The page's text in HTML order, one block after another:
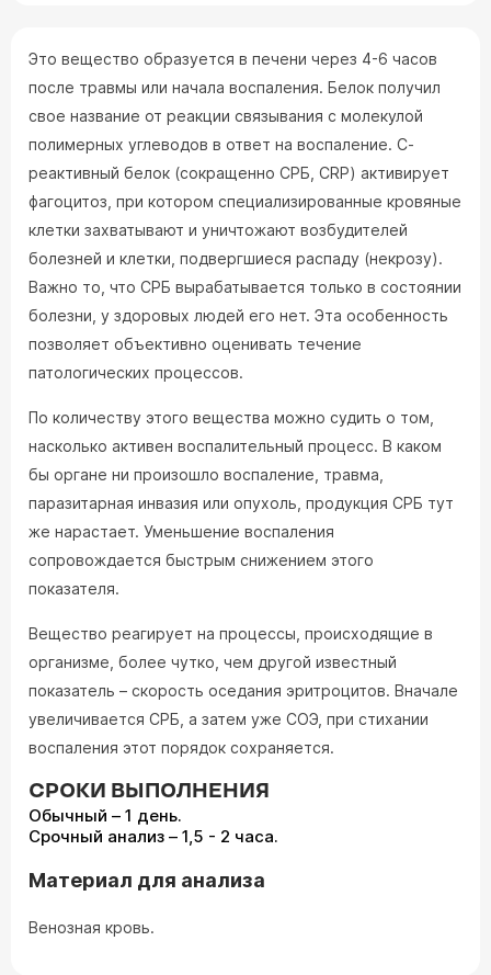
Это вещество образуется в печени через 4-6 часов
после травмы или начала воспаления. Белок получил
свое название от реакции связывания с молекулой
полимерных углеводов в ответ на воспаление. С-
реактивный белок (сокращенно СРБ, CRP) активирует
фагоцитоз, при котором специализированные кровяные
клетки захватывают и уничтожают возбудителей
болезней и клетки, подвергшиеся распаду (некрозу).
Важно то, что СРБ вырабатывается только в состоянии
болезни, у здоровых людей его нет. Эта особенность
позволяет объективно оценивать течение
патологических процессов.
По количеству этого вещества можно судить о том,
насколько активен воспалительный процесс. В каком
бы органе ни произошло воспаление, травма,
паразитарная инвазия или опухоль, продукция СРБ тут
же нарастает. Уменьшение воспаления
сопровождается быстрым снижением этого
показателя.
Вещество реагирует на процессы, происходящие в
организме, более чутко, чем другой известный
показатель – скорость оседания эритроцитов. Вначале
увеличивается СРБ, а затем уже СОЭ, при стихании
воспаления этот порядок сохраняется.
СРОКИ ВЫПОЛНЕНИЯ
Обычный – 1 день.
Срочный анализ – 1,5 - 2 часа.
Материал для анализа
Венозная кровь.